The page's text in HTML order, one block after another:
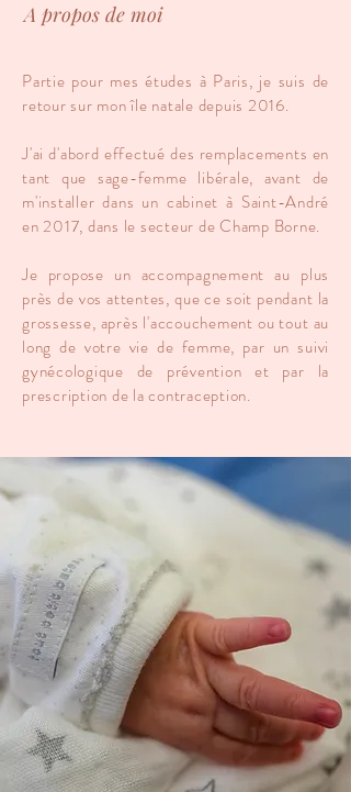
A propos de moi
Partie pour mes études à Paris, je suis de
retour sur mon île natale depuis 2016.
J'ai d'abord effectué des remplacements en
tant que sage-femme libérale, avant de
m'installer dans un cabinet à Saint-André
en 2017, dans le secteur de Champ Borne.
Je propose un accompagnement au plus
près de vos attentes, que ce soit pendant la
grossesse, après l'accouchement ou tout au
long de votre vie de femme, par un suivi
gynécologique de prévention et par la
prescription de la contraception.